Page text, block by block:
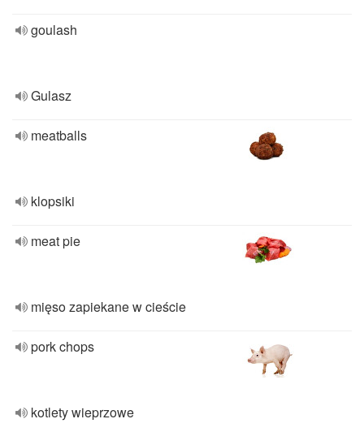
goulash
Gulasz
meatballs
klopsiki
meat pie
mięso zapiekane w cieście
pork chops
kotlety wieprzowe